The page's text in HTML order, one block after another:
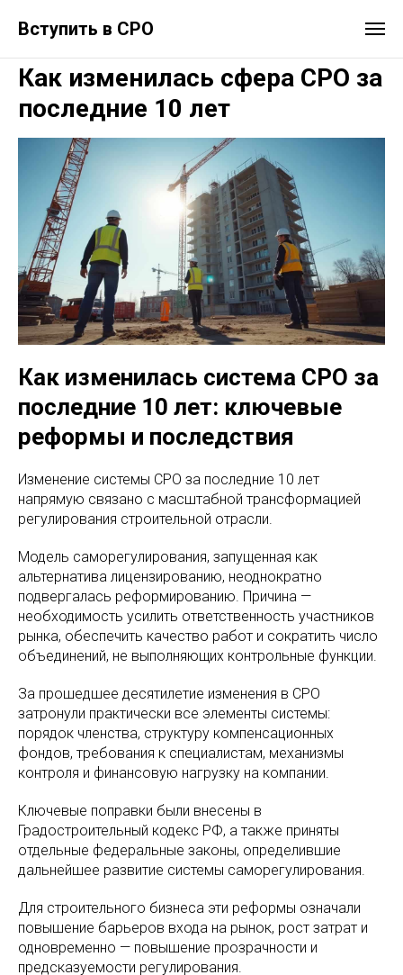
Вступить в СРО
Как изменилась сфера СРО за
последние 10 лет
Как изменилась система СРО за
последние 10 лет: ключевые
реформы и последствия
Изменение системы СРО за последние 10 лет
напрямую связано с масштабной трансформацией
регулирования строительной отрасли.
Модель саморегулирования, запущенная как
альтернатива лицензированию, неоднократно
подвергалась реформированию. Причина —
необходимость усилить ответственность участников
рынка, обеспечить качество работ и сократить число
объединений, не выполняющих контрольные функции.
За прошедшее десятилетие изменения в СРО
затронули практически все элементы системы:
порядок членства, структуру компенсационных
фондов, требования к специалистам, механизмы
контроля и финансовую нагрузку на компании.
Ключевые поправки были внесены в
Градостроительный кодекс РФ, а также приняты
отдельные федеральные законы, определившие
дальнейшее развитие системы саморегулирования.
Для строительного бизнеса эти реформы означали
повышение барьеров входа на рынок, рост затрат и
одновременно — повышение прозрачности и
предсказуемости регулирования.